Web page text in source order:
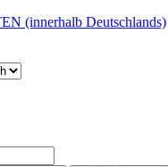
(innerhalb Deutschlands)